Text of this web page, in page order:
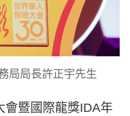
局局長許正宇先生
會暨國際龍獎IDA年